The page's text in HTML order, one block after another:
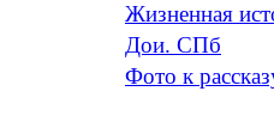
Жизненная
Дои. СПб
Фото к